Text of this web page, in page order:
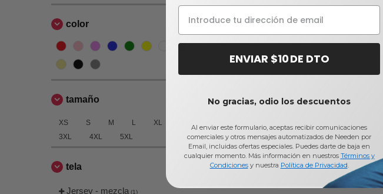
color
tamaño
XS S M L XL
3XL
4XL 5XL
tela
Jersey - mezcla (1)
ENVIAR $10 DE DTO
No gracias, odio los descuentos
Al enviar este formulario, aceptas recibir comunicaciones
comerciales y otros mensajes automatizados de Needen por
Email, incluidas ofertas especiales. Puedes darte de baja en
cualquier momento. Más información en nuestros Términos y
Condicionesy nuestra Política de Privacidad.